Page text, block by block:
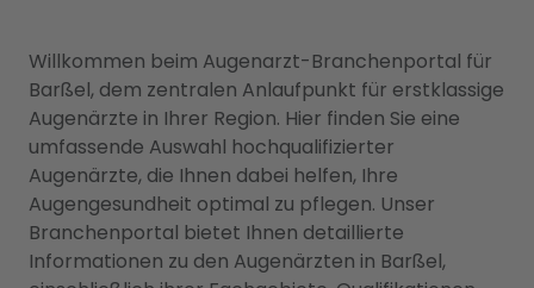
Willkommen beim Augenarzt-Branchenportal für
Barßel, dem zentralen Anlaufpunkt für erstklassige
Augenärzte in Ihrer Region. Hier finden Sie eine
umfassende Auswahl hochqualifizierter
Augenärzte, die Ihnen dabei helfen, Ihre
Augengesundheit optimal zu pflegen. Unser
Branchenportal bietet Ihnen detaillierte
Informationen zu den Augenärzten in Barßel,